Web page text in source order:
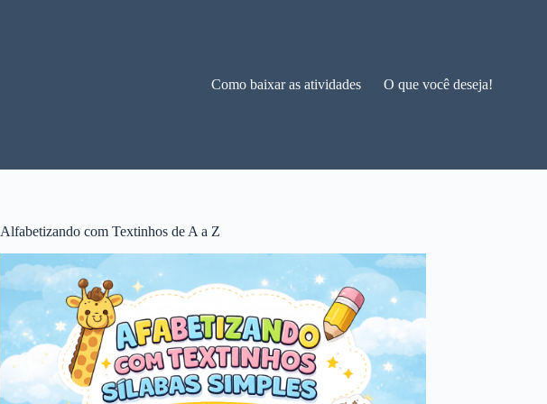
Como baixar as atividades O que você deseja!
Alfabetizando com Textinhos de A a Z